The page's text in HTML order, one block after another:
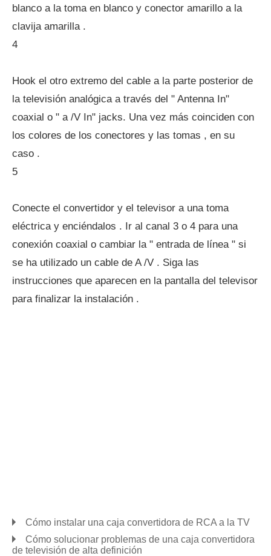
blanco a la toma en blanco y conector amarillo a la
clavija amarilla .
4
Hook el otro extremo del cable a la parte posterior de
la televisión analógica a través del " Antenna In"
coaxial o " a /V In" jacks. Una vez más coinciden con
los colores de los conectores y las tomas , en su
caso .
5
Conecte el convertidor y el televisor a una toma
eléctrica y enciéndalos . Ir al canal 3 o 4 para una
conexión coaxial o cambiar la " entrada de línea " si
se ha utilizado un cable de A /V . Siga las
instrucciones que aparecen en la pantalla del televisor
para finalizar la instalación .
Cómo instalar una caja convertidora de RCA a la TV
Cómo solucionar problemas de una caja convertidora
de televisión de alta definición